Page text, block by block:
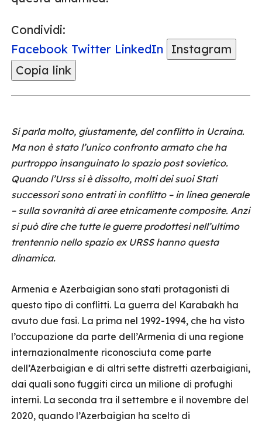
Condividi:
Facebook Twitter LinkedIn
Instagram
Copia link
Si parla molto, giustamente, del conflitto in Ucraina.
Ma non è stato l’unico confronto armato che ha
purtroppo insanguinato lo spazio post sovietico.
Quando l’Urss si è dissolto, molti dei suoi Stati
successori sono entrati in conflitto – in linea generale
– sulla sovranità di aree etnicamente composite. Anzi
si può dire che tutte le guerre prodottesi nell’ultimo
trentennio nello spazio ex URSS hanno questa
dinamica.
Armenia e Azerbaigian sono stati protagonisti di
questo tipo di conflitti. La guerra del Karabakh ha
avuto due fasi. La prima nel 1992-1994, che ha visto
l’occupazione da parte dell’Armenia di una regione
internazionalmente riconosciuta come parte
dell’Azerbaigian e di altri sette distretti azerbaigiani,
dai quali sono fuggiti circa un milione di profughi
interni. La seconda tra il settembre e il novembre del
2020, quando l’Azerbaigian ha scelto di